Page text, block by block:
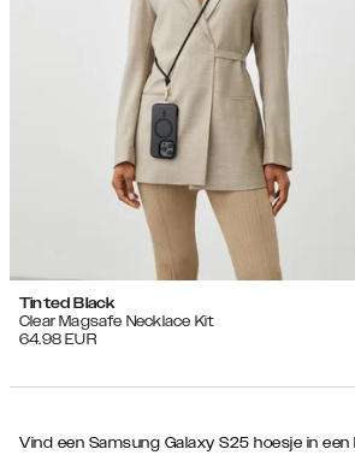
Tinted Black
Clear Magsafe Necklace Kit
64.98 EUR
Vind een Samsung Galaxy S25 hoesje in